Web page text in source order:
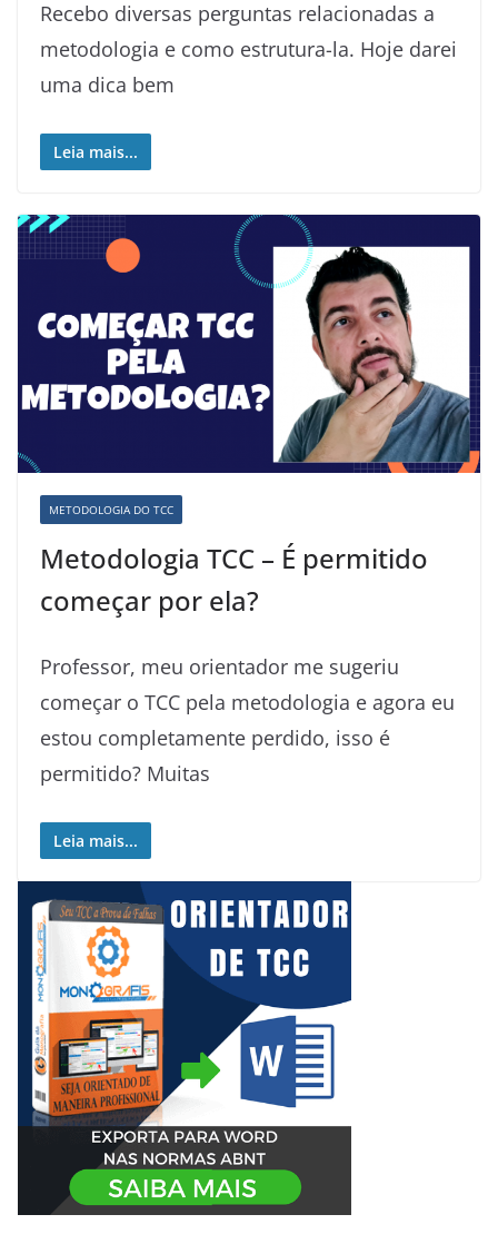
Recebo diversas perguntas relacionadas a
metodologia e como estrutura-la. Hoje darei
uma dica bem
Leia mais...
METODOLOGIA DO TCC
Metodologia TCC – É permitido
começar por ela?
Professor, meu orientador me sugeriu
começar o TCC pela metodologia e agora eu
estou completamente perdido, isso é
permitido? Muitas
Leia mais...